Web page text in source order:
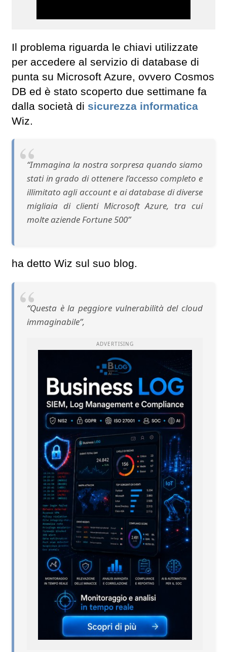
Il problema riguarda le chiavi utilizzate
per accedere al servizio di database di
punta su Microsoft Azure, ovvero Cosmos
DB ed è stato scoperto due settimane fa
dalla società di sicurezza informatica
Wiz.
“Immagina la nostra sorpresa quando siamo
stati in grado di ottenere l’accesso completo e
illimitato agli account e ai database di diverse
migliaia di clienti Microsoft Azure, tra cui
molte aziende Fortune 500”
ha detto Wiz sul suo blog.
“Questa è la peggiore vulnerabilità del cloud
immaginabile”,
ADVERTISING